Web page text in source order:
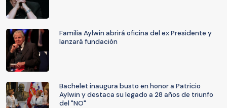
Familia Aylwin abrirá oficina del ex Presidente y
lanzará fundación
Bachelet inaugura busto en honor a Patricio
Aylwin y destaca su legado a 28 años de triunfo
del "NO"